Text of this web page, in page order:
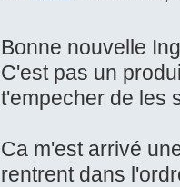
Bonne nouvelle
C'est pas un
t'empecher de les
Ca m'est arrivé
rentrent dans